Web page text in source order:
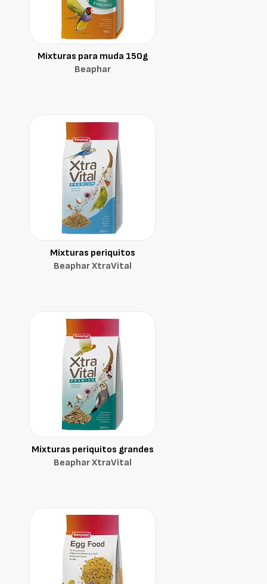
Mixturas para muda 150g
Beaphar
Mixturas periquitos
Beaphar XtraVital
Mixturas periquitos grandes
Beaphar XtraVital